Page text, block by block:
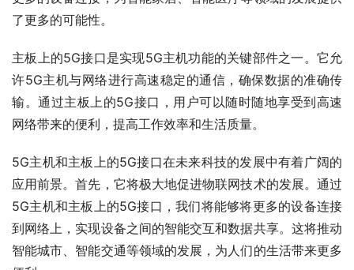
了更多的可能性。
主板上的5G接口是实现5G主机功能的关键部件之一。它允
许5G主机与网络进行高速稳定的通信，确保数据的准确传
输。通过主板上的5G接口，用户可以随时随地享受到高速
网络带来的便利，提高工作效率和生活质量。
5G主机和主板上的5G接口在未来科技的发展中有着广阔的
应用前景。首先，它将极大地促进物联网技术的发展。通过
5G主机和主板上的5G接口，我们将能够将更多的设备连接
到网络上，实现设备之间的智能交互和数据共享。这将推动
智能城市、智能交通等领域的发展，为人们的生活带来更多